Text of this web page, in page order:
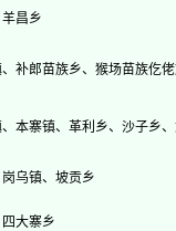
昌乡
补郎苗族乡、猴场苗族仡
本寨镇、革利乡、沙子乡
乌镇、坡贡乡
大寨乡